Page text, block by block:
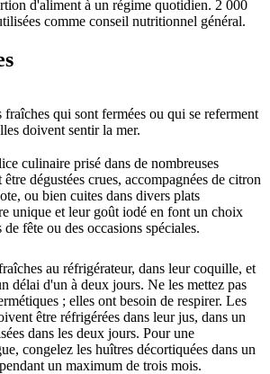
d'aliment à un régime quotidien. 2 000
comme conseil nutritionnel général.
qui sont fermées ou qui se referment
doivent sentir la mer.
culinaire prisé dans de nombreuses
dégustées crues, accompagnées de citron
ou bien cuites dans divers plats
unique et leur goût iodé en font un choix
fête ou des occasions spéciales.
au réfrigérateur, dans leur coquille, et
délai d'un à deux jours. Ne les mettez pas
; elles ont besoin de respirer. Les
être réfrigérées dans leur jus, dans un
dans les deux jours. Pour une
congelez les huîtres décortiquées dans un
un maximum de trois mois.